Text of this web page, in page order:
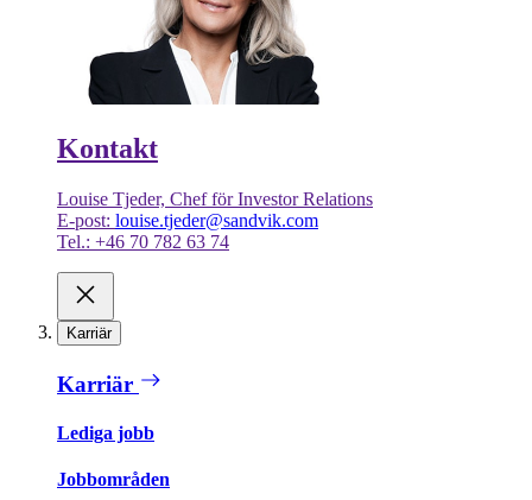
Kontakt
Louise Tjeder, Chef för Investor Relations
E-post: louise.tjeder@sandvik.com
Tel.: +46 70 782 63 74
Karriär
Karriär
Lediga jobb
Jobbområden